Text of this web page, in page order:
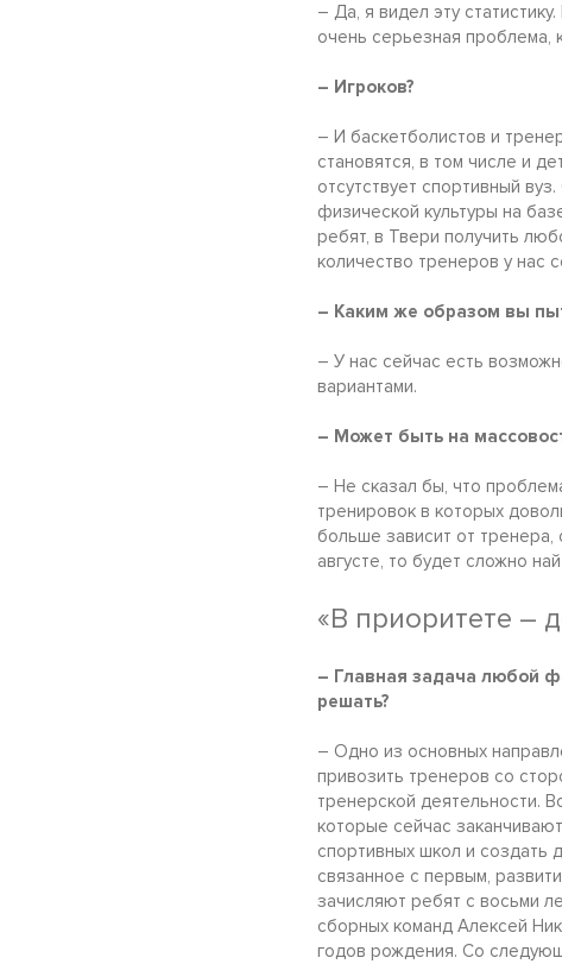
– Да, я видел эту
очень серьезная проблема,
– Игроков?
– И баскетболистов и
становятся, в том числе и
отсутствует спортивный
физической культуры на
ребят, в Твери получить
количество тренеров у нас
– Каким же образом вы
– У нас сейчас есть
вариантами.
– Может быть на
– Не сказал бы, что
тренировок в которых
больше зависит от
августе, то будет сложно
«В приоритете –
– Главная задача любой
решать?
– Одно из основных
привозить тренеров со
тренерской деятельности.
которые сейчас
спортивных школ и создать
связанное с первым,
зачисляют ребят с восьми
сборных команд Алексей
годов рождения. Со